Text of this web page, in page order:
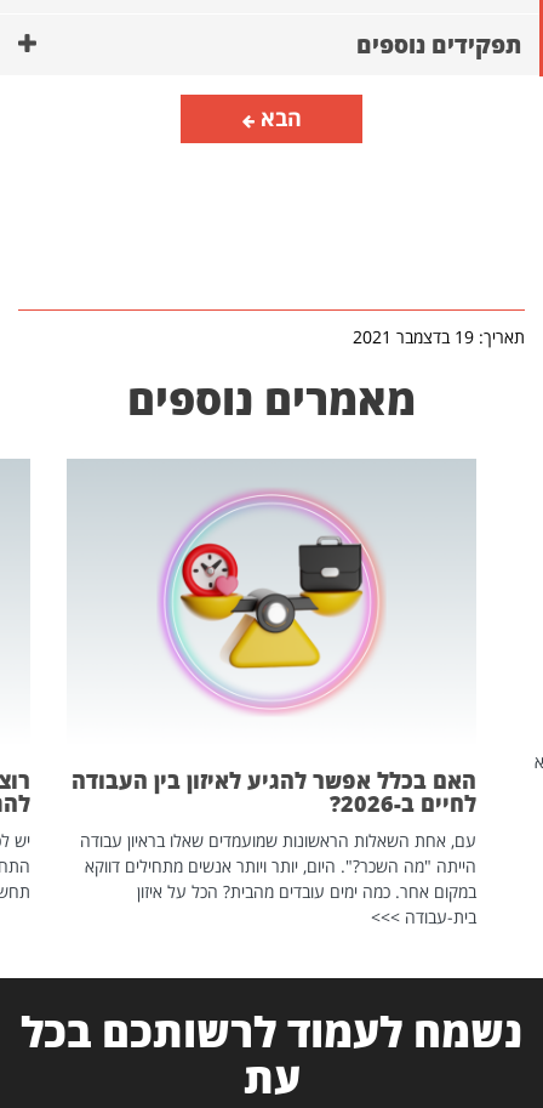
תפקידים נוספים
הבא
תאריך: 19 בדצמבר 2021
מאמרים נוספים
האם בכלל אפשר להגיע לאיזון בין העבודה
לחיים ב-2026?
עם, אחת השאלות הראשונות שמועמדים שאלו בראיון עבודה
הייתה "מה השכר?". היום, יותר ויותר אנשים מתחילים דווקא
במקום אחר. כמה ימים עובדים מהבית? הכל על איזון
בית-עבודה >>>
יש
נשמח לעמוד לרשותכם בכל
עת